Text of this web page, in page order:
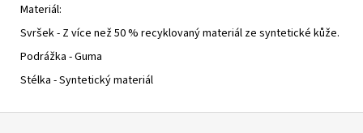
Materiál:
Svršek - Z více než 50 % recyklovaný materiál ze syntetické kůže.
Podrážka - Guma
Stélka - Syntetický materiál